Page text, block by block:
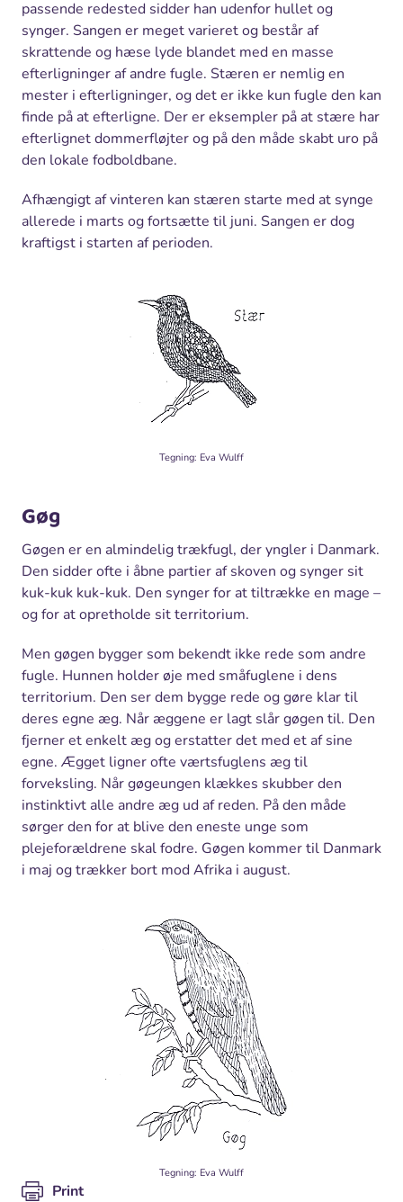
passende redested sidder han udenfor hullet og
synger. Sangen er meget varieret og består af
skrattende og hæse lyde blandet med en masse
efterligninger af andre fugle. Stæren er nemlig en
mester i efterligninger, og det er ikke kun fugle den kan
finde på at efterligne. Der er eksempler på at stære har
efterlignet dommerfløjter og på den måde skabt uro på
den lokale fodboldbane.
Afhængigt af vinteren kan stæren starte med at synge
allerede i marts og fortsætte til juni. Sangen er dog
kraftigst i starten af perioden.
Tegning: Eva Wulff
Gøg
Gøgen er en almindelig trækfugl, der yngler i Danmark.
Den sidder ofte i åbne partier af skoven og synger sit
kuk-kuk kuk-kuk. Den synger for at tiltrække en mage –
og for at opretholde sit territorium.
Men gøgen bygger som bekendt ikke rede som andre
fugle. Hunnen holder øje med småfuglene i dens
territorium. Den ser dem bygge rede og gøre klar til
deres egne æg. Når æggene er lagt slår gøgen til. Den
fjerner et enkelt æg og erstatter det med et af sine
egne. Ægget ligner ofte værtsfuglens æg til
forveksling. Når gøgeungen klækkes skubber den
instinktivt alle andre æg ud af reden. På den måde
sørger den for at blive den eneste unge som
plejeforældrene skal fodre. Gøgen kommer til Danmark
i maj og trækker bort mod Afrika i august.
Tegning: Eva Wulff
Print